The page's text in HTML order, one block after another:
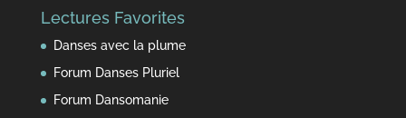
temps
Lectures Favorites
Danses avec la plume
Forum Danses Pluriel
Forum Dansomanie